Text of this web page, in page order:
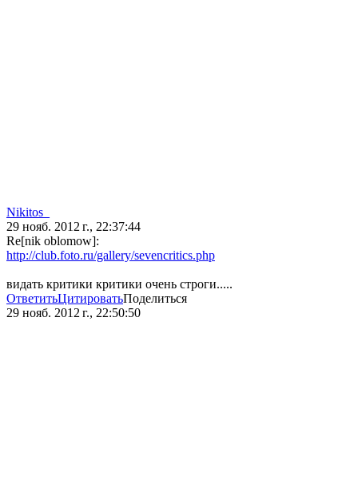
Nikitos_
29 нояб. 2012 г., 22:37:44
Re[nik oblomow]:
http://club.foto.ru/gallery/sevencritics.php
видать критики критики очень строги.....
ОтветитьЦитироватьПоделиться
29 нояб. 2012 г., 22:50:50